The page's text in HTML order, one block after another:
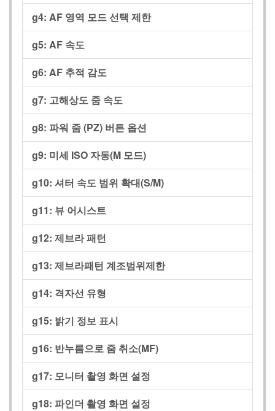
g4: AF 영역 모드 선택 제한
g5: AF 속도
g6: AF 추적 감도
g7: 고해상도 줌 속도
g8: 파워 줌 (PZ) 버튼 옵션
g9: 미세 ISO 자동(M 모드)
g10: 셔터 속도 범위 확대(S/M)
g11: 뷰 어시스트
g12: 제브라 패턴
g13: 제브라패턴 계조범위제한
g14: 격자선 유형
g15: 밝기 정보 표시
g16: 반누름으로 줌 취소(MF)
g17: 모니터 촬영 화면 설정
g18: 파인더 촬영 화면 설정